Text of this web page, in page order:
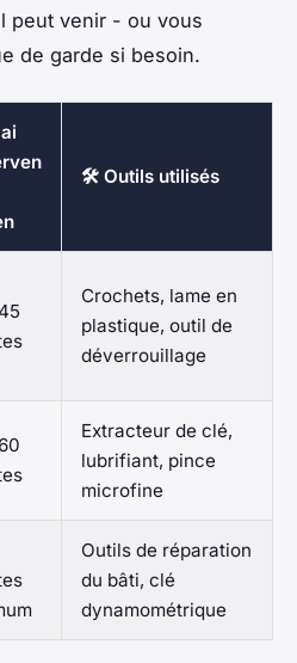
peut venir - ou vous
de garde si besoin.
🛠️ Outils utilisés
Crochets, lame en
plastique, outil de
déverrouillage
Extracteur de clé,
lubrifiant, pince
microfine
Outils de réparation
du bâti, clé
dynamométrique